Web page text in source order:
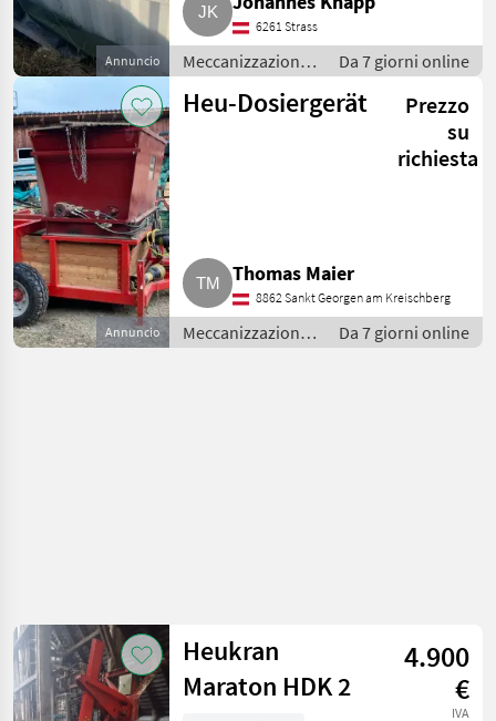
Annuncio
6261 Strass
Meccanizzazione
interna /
Fienagione
Da 7 giorni online
Annuncio
Heu-Dosiergerät
Prezzo
su
richiesta
Thomas Maier
8862 Sankt Georgen am Kreischberg
Meccanizzazione
interna /
Da 7 giorni online
Heukran
Maraton HDK 2
4.900
€
IVA